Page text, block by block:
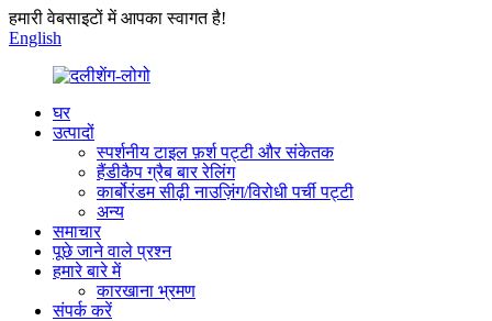
हमारी वेबसाइटों में आपका स्वागत है!
English
घर
उत्पादों
स्पर्शनीय टाइल फ़र्श पट्टी और संकेतक
हैंडीकैप ग्रैब बार रेलिंग
कार्बोरंडम सीढ़ी नाउज़िंग/विरोधी पर्ची पट्टी
अन्य
समाचार
पूछे जाने वाले प्रश्न
हमारे बारे में
कारखाना भ्रमण
संपर्क करें